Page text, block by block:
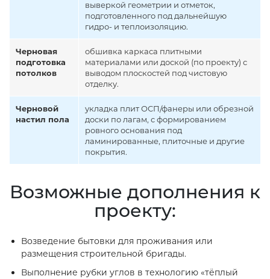
выверкой геометрии и отметок,
подготовленного под дальнейшую
гидро- и теплоизоляцию.
Черновая
подготовка
потолков
обшивка каркаса плитными
материалами или доской (по проекту) с
выводом плоскостей под чистовую
отделку.
Черновой
настил пола
укладка плит ОСП/фанеры или обрезной
доски по лагам, с формированием
ровного основания под
ламинированные, плиточные и другие
покрытия.
Возможные дополнения к
проекту:
Возведение бытовки для проживания или
размещения строительной бригады.
Выполнение рубки углов в технологию «тёплый